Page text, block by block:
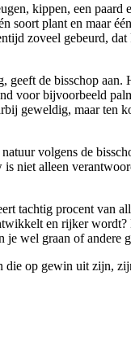
kippen, een
soort plant en maar
zoveel gebeurd,
de bisschop
voor bijvoorbeeld
geweldig, maar ten
volgens de
niet alleen
tachtig procent van
en rijker
wel graan of andere
op gewin uit zijn,